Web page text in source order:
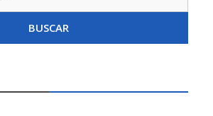
BUSCAR